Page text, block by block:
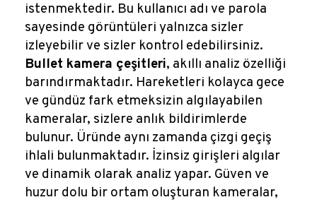
istenmektedir. Bu kullanıcı adı ve parola
sayesinde görüntüleri yalnızca sizler
izleyebilir ve sizler kontrol edebilirsiniz.
Bullet kamera çeşitleri, akıllı analiz özelliği
barındırmaktadır. Hareketleri kolayca gece
ve gündüz fark etmeksizin algılayabilen
kameralar, sizlere anlık bildirimlerde
bulunur. Üründe aynı zamanda çizgi geçiş
ihlali bulunmaktadır. İzinsiz girişleri algılar
ve dinamik olarak analiz yapar. Güven ve
huzur dolu bir ortam oluşturan kameralar,